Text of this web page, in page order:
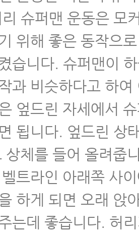
슈퍼맨 운동은 모
위해 좋은 동작으
습니다. 슈퍼맨이
과 비슷하다고 하여
엎드린 자세에서
됩니다. 엎드린 상
상체를 들어 올려줍
트라인 아래쪽 사
하게 되면 오래 앉
는데 좋습니다. 허